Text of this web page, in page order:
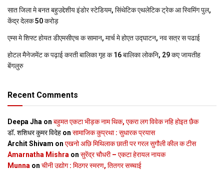
सात जिला मे बनत बहुउद्देशीय इंडोर स्‍टेडि‍यम, सिंथेटिक एथलेटिक ट्रेक आ स्विमिंग पुल,
केंद्र देलक 50 करोड़
एम्स मे शिफ्ट होयत डीएमसीएच क सामान, मार्च मे होएत उद्घाटन, नव सत्र स पढाई
होटल मैनेजमेंट क पढ़ाई करती बालिका गृह क 16 बालिका लोकनि, 29 कए जायतीह
बेंगलुरु
Recent Comments
Deepa Jha on बहुमत एकटा भीड़क नाम थिक, एकरा लग विवेक नहि होइत छैक
डॉ. शशिधर कुमर विदेह on सामाजिक कुप्रथा : सुधारक प्रयास
Archit Shivam on एखनो अछि मिथिलाक छाती पर गरल सुगौली कील क टीस
Amarnatha Mishra on सुरेंद्र चौधरी – एकटा हेरायल नायक
Munna on चीनी उद्योग : मिठगर स्‍मरण, तितगर सच्‍चाई